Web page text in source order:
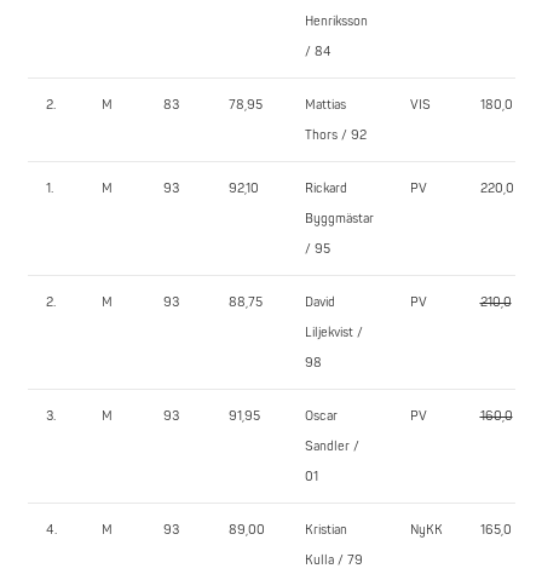
Henriksson
/ 84
2. M 83 78,95
Mattias
Thors / 92
VIS 180,0
1. M 93 92,10
Rickard
Byggmästar
/ 95
PV 220,0
2. M 93 88,75
David
Liljekvist /
98
PV 210,0
3. M 93 91,95
Oscar
Sandler /
01
PV 160,0
4. M 93 89,00
Kristian
Kulla / 79
NyKK 165,0